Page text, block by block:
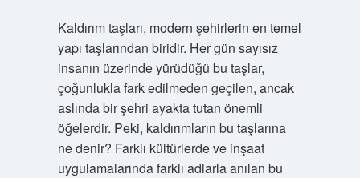
Kaldırım taşları, modern şehirlerin en temel
yapı taşlarından biridir. Her gün sayısız
insanın üzerinde yürüdüğü bu taşlar,
çoğunlukla fark edilmeden geçilen, ancak
aslında bir şehri ayakta tutan önemli
öğelerdir. Peki, kaldırımların bu taşlarına
ne denir? Farklı kültürlerde ve inşaat
uygulamalarında farklı adlarla anılan bu